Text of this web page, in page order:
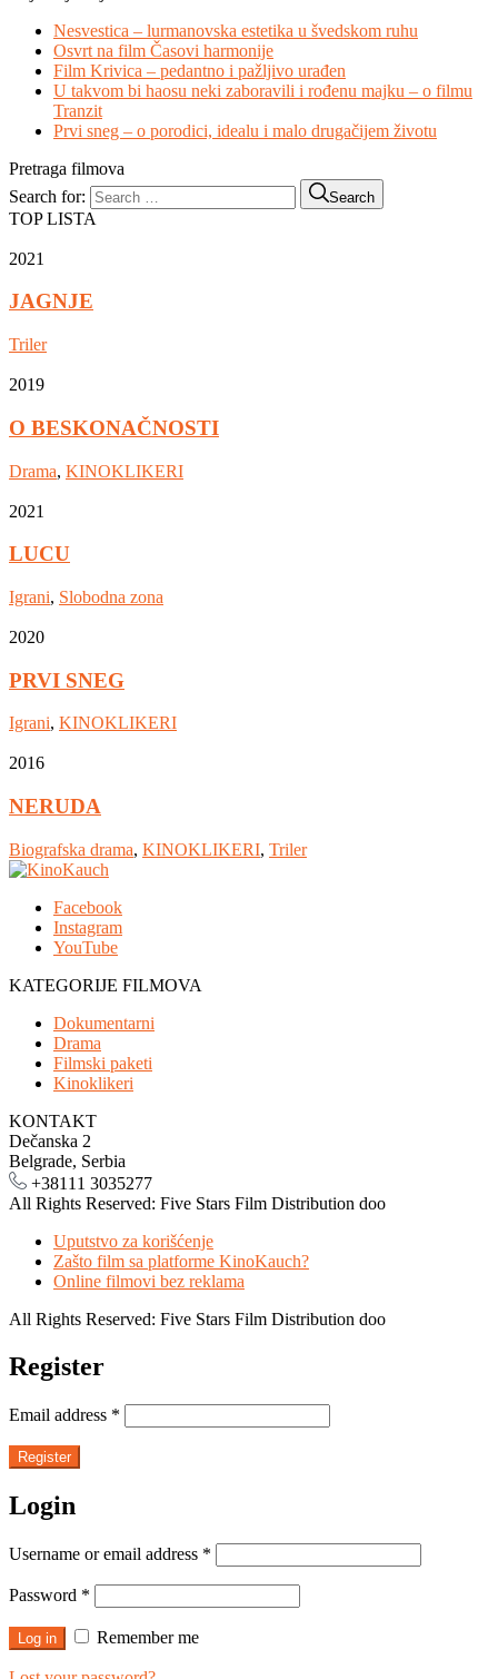
Nesvestica – lurmanovska estetika u švedskom ruhu
Osvrt na film Časovi harmonije
Film Krivica – pedantno i pažljivo urađen
U takvom bi haosu neki zaboravili i rođenu majku – o filmu
Tranzit
Prvi sneg – o porodici, idealu i malo drugačijem životu
Pretraga filmova
Search for:
Search
TOP LISTA
2021
JAGNJE
Triler
2019
O BESKONAČNOSTI
Drama, KINOKLIKERI
2021
LUCU
Igrani, Slobodna zona
2020
PRVI SNEG
Igrani, KINOKLIKERI
2016
NERUDA
Biografska drama, KINOKLIKERI, Triler
Facebook
Instagram
YouTube
KATEGORIJE FILMOVA
Dokumentarni
Drama
Filmski paketi
Kinoklikeri
KONTAKT
Dečanska 2
Belgrade, Serbia
+38111 3035277
All Rights Reserved: Five Stars Film Distribution doo
Uputstvo za korišćenje
Zašto film sa platforme KinoKauch?
Online filmovi bez reklama
All Rights Reserved: Five Stars Film Distribution doo
Register
Email address *
Register
Login
Username or email address *
Password *
Log in Remember me